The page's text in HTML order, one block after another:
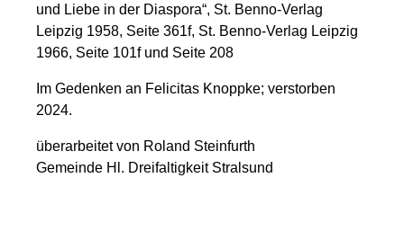
und Liebe in der Diaspora“, St. Benno-Verlag
Leipzig 1958, Seite 361f, St. Benno-Verlag Leipzig
1966, Seite 101f und Seite 208
Im Gedenken an Felicitas Knoppke; verstorben
2024.
überarbeitet von Roland Steinfurth
Gemeinde Hl. Dreifaltigkeit Stralsund